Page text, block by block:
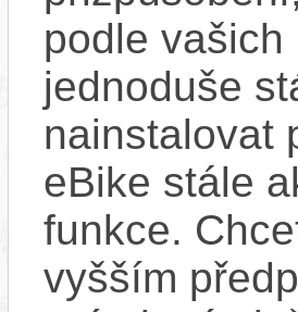
podle
jednoduše
nainstalovat
eBike stále
funkce.
vyšším